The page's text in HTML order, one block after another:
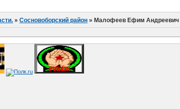
»Сосновоборский район » Малофеев Ефим Андреевич